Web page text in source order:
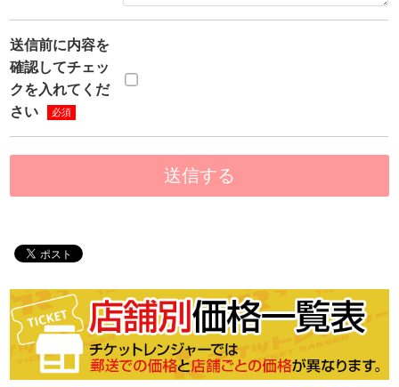
送信前に内容を
確認してチェッ
クを入れてくだ
さい
必須